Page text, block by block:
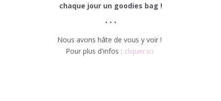
chaque jour un goodies bag !
• • •
Nous avons hâte de vous y voir !
Pour plus d'infos : cliquer ici